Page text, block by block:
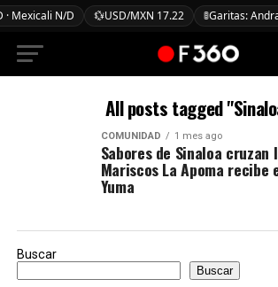
· Mexicali N/D 💱USD/MXN 17.22 🚦Garitas:
All posts tagged
COMUNIDAD 1 mes ago
Sabores de Sinaloa
Mariscos La Apoma recibe
Yuma
Buscar
Buscar